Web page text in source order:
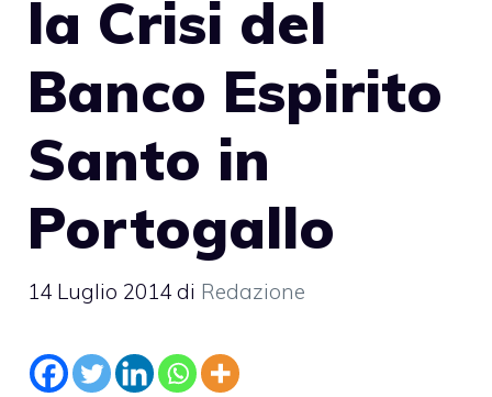
la Crisi del
Banco Espirito
Santo in
Portogallo
14 Luglio 2014 di Redazione